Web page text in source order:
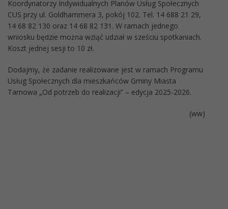
Koordynatorzy Indywidualnych Planów Usług Społecznych
CUS przy ul. Goldhammera 3, pokój 102. Tel. 14 688 21 29,
14 68 82 130 oraz 14 68 82 131. W ramach jednego
wniosku będzie można wziąć udział w sześciu spotkaniach.
Koszt jednej sesji to 10 zł.
Dodajmy, że zadanie realizowane jest w ramach Programu
Usług Społecznych dla mieszkańców Gminy Miasta
Tarnowa „Od potrzeb do realizacji” – edycja 2025-2026.
(ww)